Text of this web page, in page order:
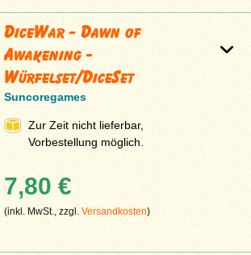
DiceWar - Dawn of
Awakening -
Würfelset/DiceSet
Suncoregames
Zur Zeit nicht lieferbar,
Vorbestellung möglich.
7,80 €
(inkl. MwSt., zzgl.Versandkosten)